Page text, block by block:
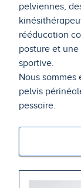
pelviennes,
rééducation
posture et
sportive.
Nous
pelvis
pessaire.